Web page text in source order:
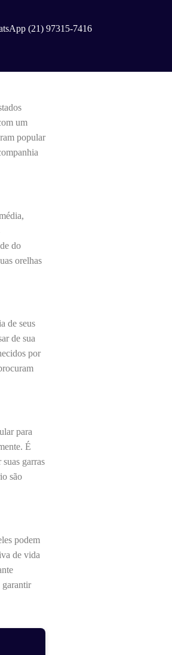
(21) 97315-7416
um
popular
do
orelhas
de seus
de sua
por
para
É
garras
são
podem
de vida
garantir